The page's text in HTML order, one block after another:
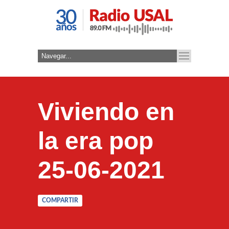
Viviendo en
la era pop
25-06-2021
COMPARTIR